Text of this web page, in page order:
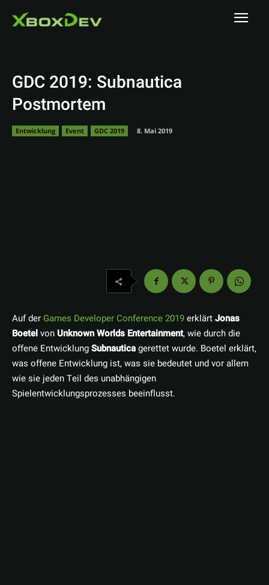
GDC 2019: Subnautica
Postmortem
Entwicklung Event GDC 2019 8. Mai 2019
Auf der Games Developer Conference 2019erklärtJonas
Boetelvon Unknown Worlds Entertainment, wie durch die
offene EntwicklungSubnauticagerettet wurde. Boetel erklärt,
was offene Entwicklung ist, was sie bedeutet und vor allem
wie sie jeden Teil des unabhängigen
Spielentwicklungsprozesses beeinflusst.